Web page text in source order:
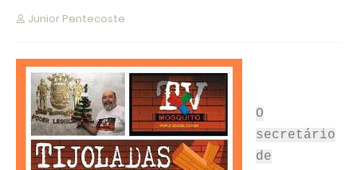
Junior Pentecoste
O
secretário
de